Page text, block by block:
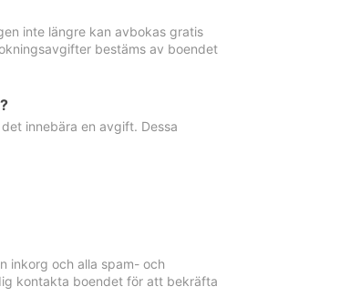
inte längre kan avbokas gratis
bestäms av boendet
innebära en avgift. Dessa
inkorg och alla spam- och
kontakta boendet för att bekräfta